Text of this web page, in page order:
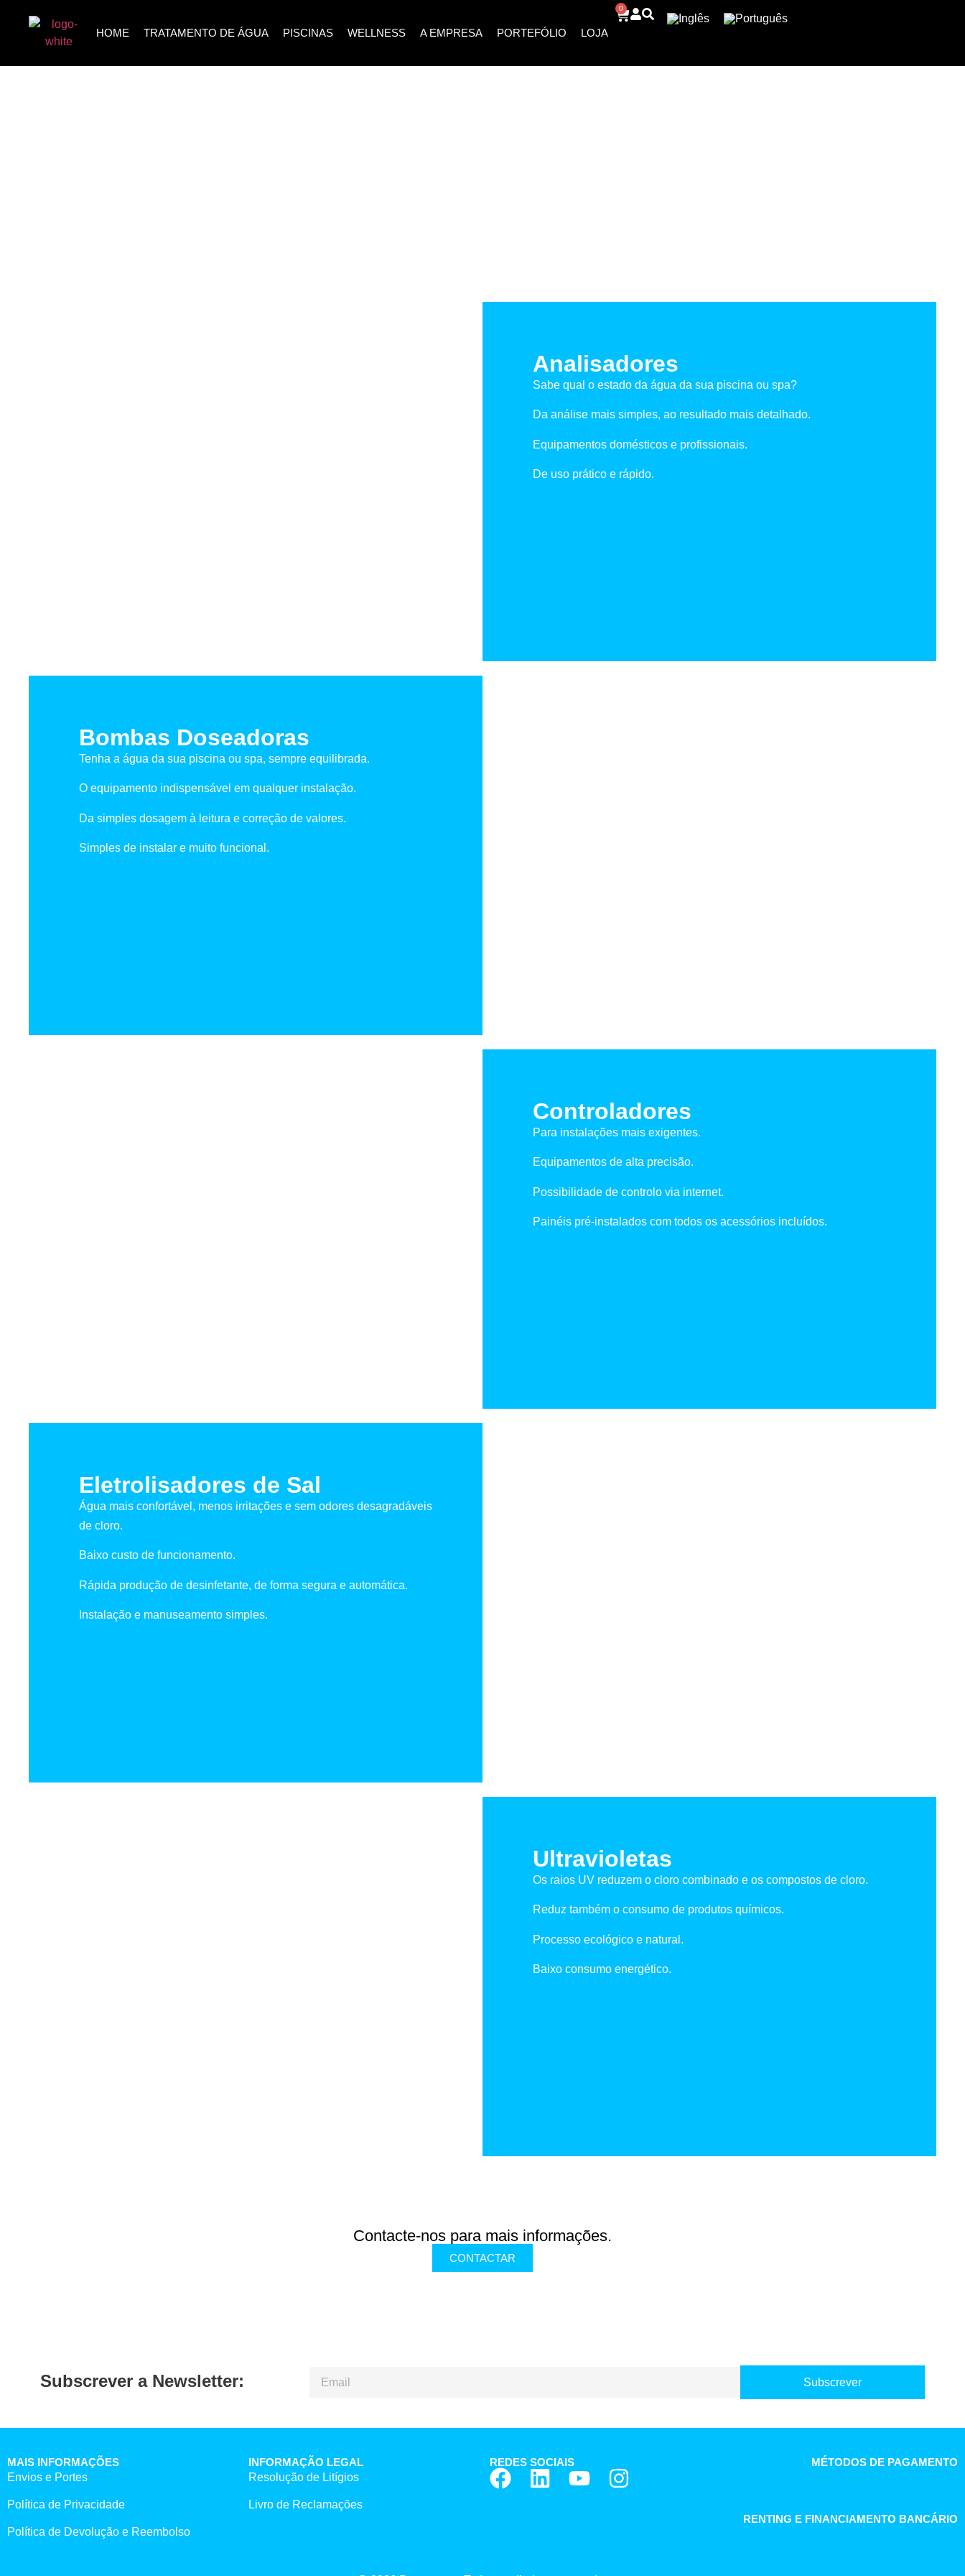
HOME TRATAMENTO DE ÁGUA PISCINAS WELLNESS A EMPRESA PORTEFÓLIO LOJA
0
Analisadores
Sabe qual o estado da água da sua piscina ou spa?
Da análise mais simples, ao resultado mais detalhado.
Equipamentos domésticos e profissionais.
De uso prático e rápido.
Bombas Doseadoras
Tenha a água da sua piscina ou spa, sempre equilibrada.
O equipamento indispensável em qualquer instalação.
Da simples dosagem à leitura e correção de valores.
Simples de instalar e muito funcional.
Controladores
Para instalações mais exigentes.
Equipamentos de alta precisão.
Possibilidade de controlo via internet.
Painéis pré-instalados com todos os acessórios incluídos.
Eletrolisadores de Sal
Água mais confortável, menos irritações e sem odores desagradáveis
de cloro.
Baixo custo de funcionamento.
Rápida produção de desinfetante, de forma segura e automática.
Instalação e manuseamento simples.
Ultravioletas
Os raios UV reduzem o cloro combinado e os compostos de cloro.
Reduz também o consumo de produtos químicos.
Processo ecológico e natural.
Baixo consumo energético.
Contacte-nos para mais informações.
CONTACTAR
Subscrever a Newsletter: Subscrever
MAIS INFORMAÇÕES
Envios e Portes
Política de Privacidade
Política de Devolução e Reembolso
INFORMAÇÃO LEGAL
Resolução de Litígios
Livro de Reclamações
REDES SOCIAIS MÉTODOS DE PAGAMENTO
RENTING E FINANCIAMENTO BANCÁRIO